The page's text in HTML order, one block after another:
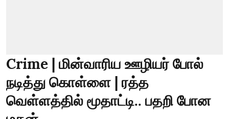
Crime | மின்வாரிய ஊழியர் போல்
நடித்து கொள்ளை | ரத்த
வெள்ளத்தில் மூதாட்டி.. பதறி போன